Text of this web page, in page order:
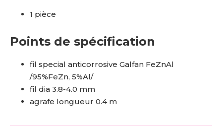
1 pièce
Points de spécification
fil special anticorrosive Galfan FeZnAl
/95%FeZn, 5%Al/
fil dia 3.8-4.0 mm
agrafe longueur 0.4 m